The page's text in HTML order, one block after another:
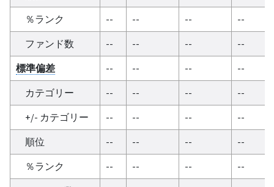
％ランク
-- -- --
--
ファンド数
-- -- --
--
標準偏差
-- -- --
--
カテゴリー
-- -- --
--
+/- カテゴリー
-- -- --
--
順位
-- -- --
--
％ランク
-- -- --
--